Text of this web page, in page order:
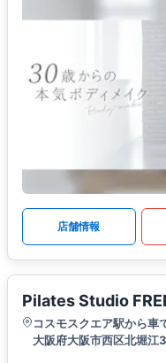
店舗情報
Pilates Studio
コスモスクエア駅から車
大阪府大阪市西区北堀